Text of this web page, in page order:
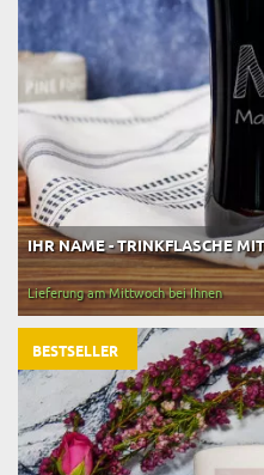
IHR NAME - TRINKFLASCHE
Lieferung am Mittwoch bei Ihnen
BESTSELLER